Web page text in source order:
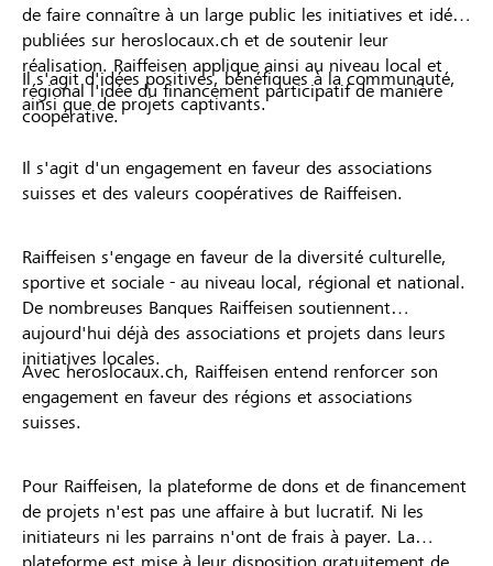
de faire connaître à un large public les initiatives et idées
publiées sur heroslocaux.ch et de soutenir leur
réalisation. Raiffeisen applique ainsi au niveau local et
régional l'idée du financement participatif de manière
coopérative.
Il s'agit d'idées positives, bénéfiques à la communauté,
ainsi que de projets captivants.
Il s'agit d'un engagement en faveur des associations
suisses et des valeurs coopératives de Raiffeisen.
Raiffeisen s'engage en faveur de la diversité culturelle,
sportive et sociale - au niveau local, régional et national.
De nombreuses Banques Raiffeisen soutiennent
aujourd'hui déjà des associations et projets dans leurs
initiatives locales.
Avec heroslocaux.ch, Raiffeisen entend renforcer son
engagement en faveur des régions et associations
suisses.
Pour Raiffeisen, la plateforme de dons et de financement
de projets n'est pas une affaire à but lucratif. Ni les
initiateurs ni les parrains n'ont de frais à payer. La